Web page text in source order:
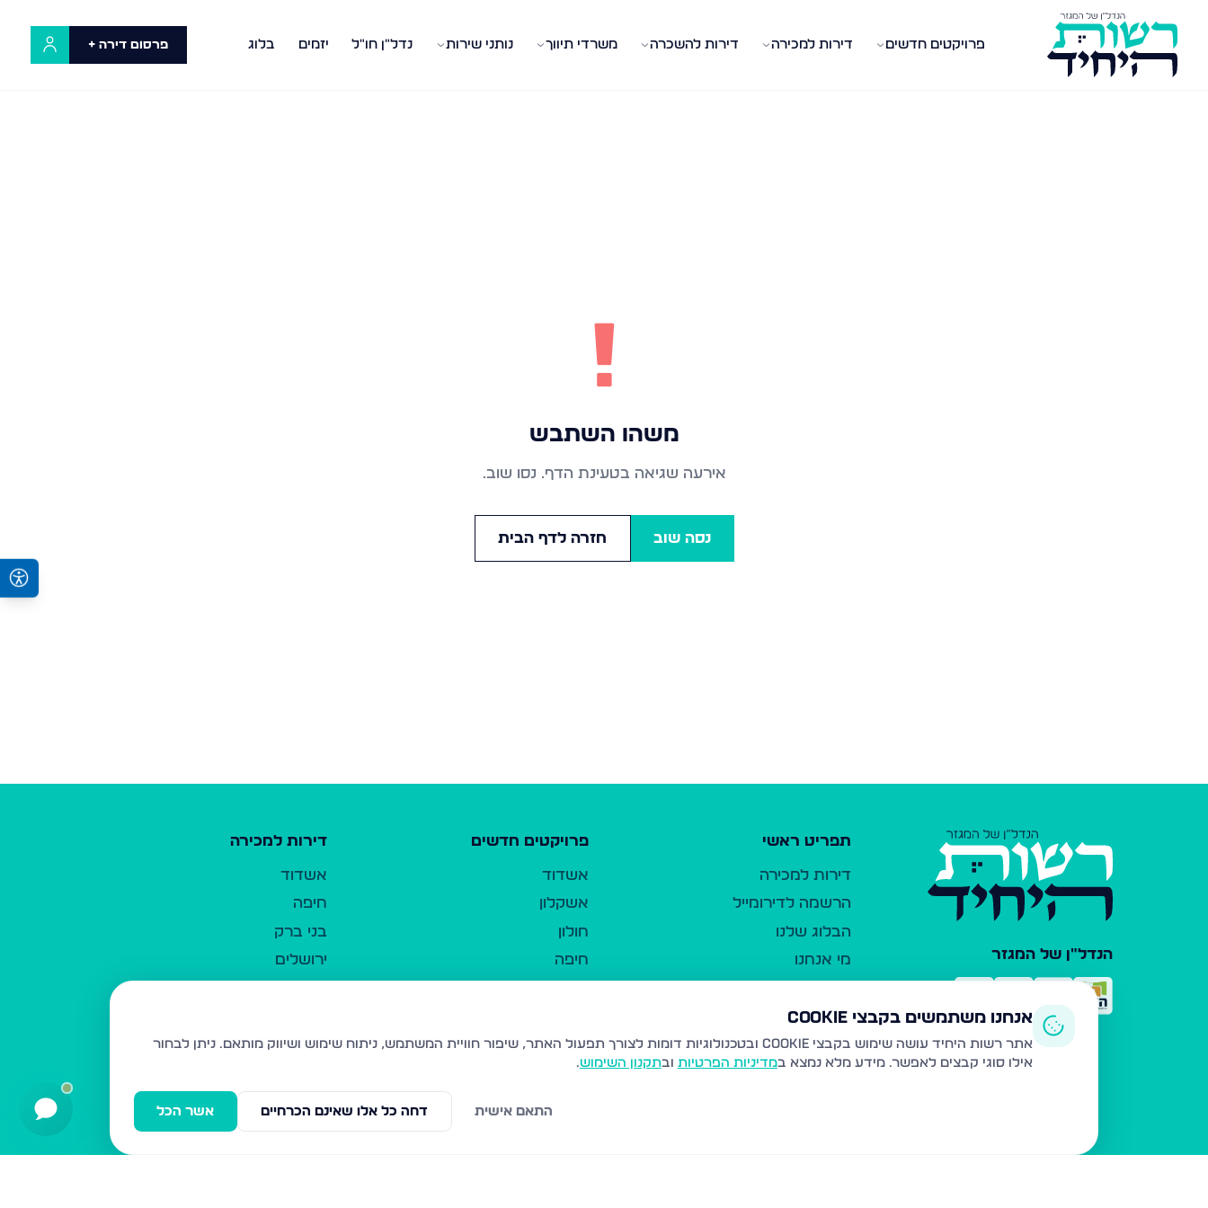
פרויקטים חדשים דירות למכירה דירות להשכרה משרדי תיווך נותני שירות נדל"ן חו"ל יזמים בלוג פרסום דירה +
!
משהו השתבש
אירעה שגיאה בטעינת הדף. נסו שוב.
נסה שוב חזרה לדף הבית
הנדל"ן של המגזר
תפריט ראשי
דירות למכירה
הרשמה לדירומייל
הבלוג שלנו
מי אנחנו
כלי עזר
פרסום ברשות היחיד
משרדי תיווך
פרויקטים חדשים
אשדוד
אשקלון
חולון
חיפה
נהריה
עמנואל
דירות למכירה
אשדוד
חיפה
בני ברק
ירושלים
בית שמש
ביתר עילית
אנחנו משתמשים בקבצי Cookie
אתר רשות היחיד עושה שימוש בקבצי Cookie ובטכנולוגיות דומות לצורך תפעול האתר, שיפור חוויית המשתמש, ניתוח שימוש ושיווק מותאם.
ניתן לבחור
אילו סוגי קבצים לאפשר. מידע מלא נמצא במדיניות הפרטיות ובתקנון השימוש.
אשר הכל דחה כל אלו שאינם הכרחיים התאם אישית